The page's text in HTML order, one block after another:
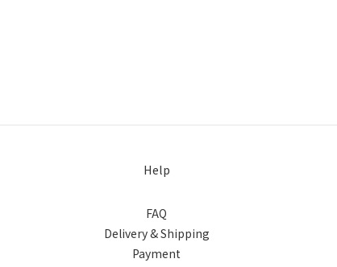
Help
FAQ
Delivery & Shipping
Payment